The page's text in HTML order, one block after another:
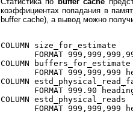
коэффициентах попадания в
buffer cache), а вывод можно
COLUMN
FORMAT
COLUMN
FORMAT 999,999,999
COLUMN
FORMAT 999.90
COLUMN
FORMAT 999,999,999